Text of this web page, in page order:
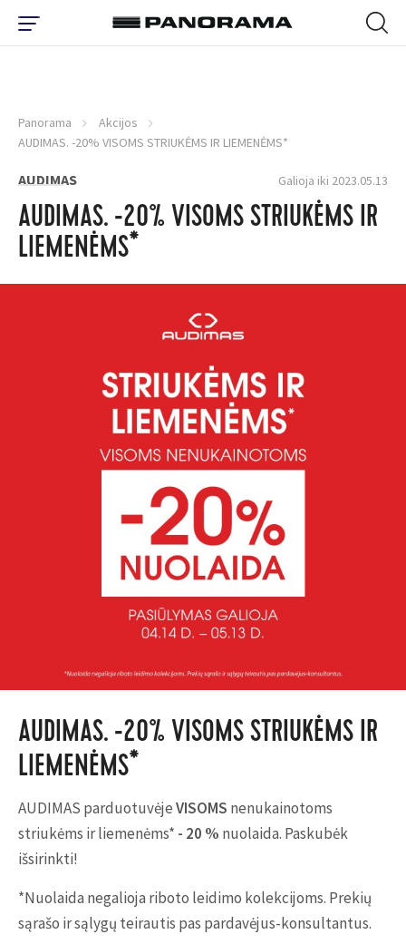
Panorama
Akcijos
AUDIMAS. -20% VISOMS STRIUKĖMS IR LIEMENĖMS*
AUDIMAS Galioja iki 2023.05.13
AUDIMAS. -20% VISOMS STRIUKĖMS IR
LIEMENĖMS*
AUDIMAS. -20% VISOMS STRIUKĖMS IR
LIEMENĖMS*
AUDIMAS parduotuvėjeVISOMS nenukainotoms
striukėms ir liemenėms* - 20 % nuolaida. Paskubėk
išsirinkti!
*Nuolaida negalioja riboto leidimo kolekcijoms. Prekių
sąrašo ir sąlygų teirautis pas pardavėjus-konsultantus.